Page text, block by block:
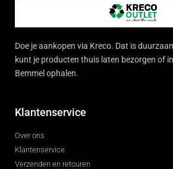
Doe je aankopen via Kreco. Dat is
kunt je producten thuis laten bezorgen of
Bemmel ophalen.
Klantenservice
Over ons
Klantenservice
Verzenden en retouren